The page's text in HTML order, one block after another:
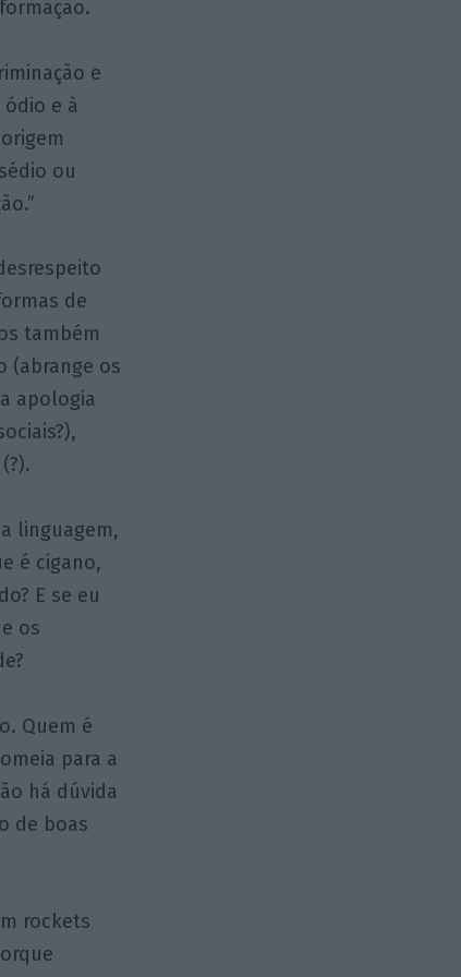
e
e à
ou
de
também
(abrange os
apologia
linguagem,
é cigano,
E se eu
os
Quem é
para a
há dúvida
de boas
rockets